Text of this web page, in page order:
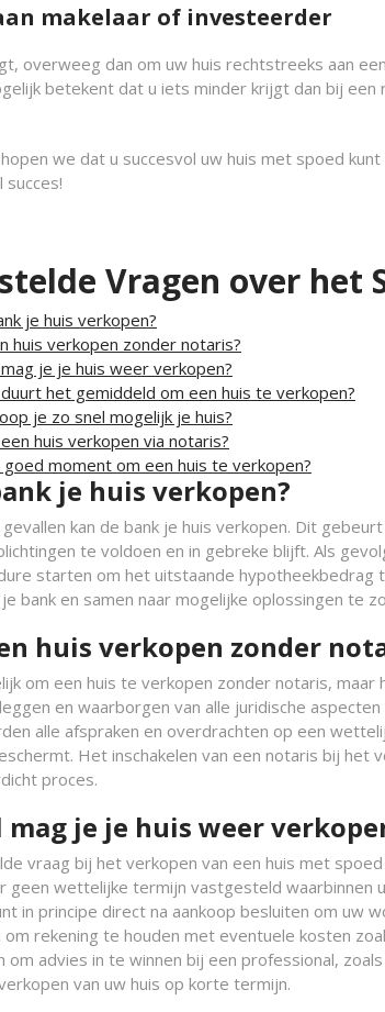
makelaar of investeerder
overweeg dan om uw huis rechtstreeks aan
betekent dat u iets minder krijgt dan bij
we dat u succesvol uw huis met spoed
succes!
Vragen over het
je huis verkopen?
huis verkopen zonder notaris?
je je huis weer verkopen?
het gemiddeld om een huis te verkopen?
je zo snel mogelijk je huis?
huis verkopen via notaris?
moment om een huis te verkopen?
je huis verkopen?
gevallen kan de bank je huis verkopen. Dit
te voldoen en in gebreke blijft. Als
starten om het uitstaande hypotheekbedrag
bank en samen naar mogelijke oplossingen te
huis verkopen zonder
om een huis te verkopen zonder notaris,
en waarborgen van alle juridische
alle afspraken en overdrachten op een
Het inschakelen van een notaris bij het
proces.
mag je je huis weer
vraag bij het verkopen van een huis met
geen wettelijke termijn vastgesteld waarbinnen
in principe direct na aankoop besluiten om uw
rekening te houden met eventuele kosten
om advies in te winnen bij een professional,
van uw huis op korte termijn.